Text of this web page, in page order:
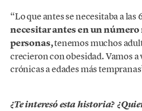
“Lo que antes se necesitaba a las
necesitar antes en un número
personas,tenemos muchos
crecieron con obesidad. Vamos
crónicas a edades más
¿Te interesó esta historia?